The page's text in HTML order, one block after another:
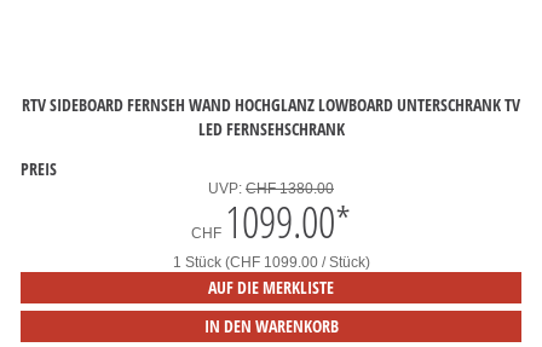
RTV SIDEBOARD FERNSEH WAND HOCHGLANZ LOWBOARD UNTERSCHRANK TV
LED FERNSEHSCHRANK
PREIS
UVP: CHF 1380.00
CHF 1099.00*
1 Stück (CHF 1099.00 / Stück)
AUF DIE MERKLISTE
IN DEN WARENKORB